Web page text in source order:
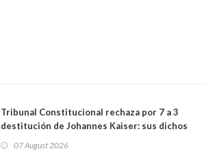
Tribunal Constitucional rechaza por 7 a 3
destitución de Johannes Kaiser: sus dichos
justicia constitucional porque no es diputado
07 August 2026